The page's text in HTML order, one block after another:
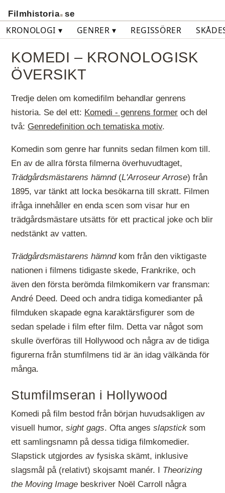
Filmhistoria.se
KRONOLOGI ▾ GENRER ▾ REGISSÖRER
KOMEDI – KRONOLOGISK
ÖVERSIKT
Tredje delen om komedifilm behandlar genrens
historia. Se del ett: Komedi - genrens former och del
två: Genredefinition och tematiska motiv.
Komedin som genre har funnits sedan filmen kom till.
En av de allra första filmerna överhuvudtaget,
Trädgårdsmästarens hämnd(L'Arroseur Arrose) från
1895, var tänkt att locka besökarna till skratt. Filmen
ifråga innehåller en enda scen som visar hur en
trädgårdsmästare utsätts för ett practical joke och blir
nedstänkt av vatten.
Trädgårdsmästarens hämnd kom från den viktigaste
nationen i filmens tidigaste skede, Frankrike, och
även den första berömda filmkomikern var fransman:
André Deed. Deed och andra tidiga komedianter på
filmduken skapade egna karaktärsfigurer som de
sedan spelade i film efter film. Detta var något som
skulle överföras till Hollywood och några av de tidiga
figurerna från stumfilmens tid är än idag välkända för
många.
Stumfilmseran i Hollywood
Komedi på film bestod från början huvudsakligen av
visuell humor, sight gags. Ofta anges slapstick som
ett samlingsnamn på dessa tidiga filmkomedier.
Slapstick utgjordes av fysiska skämt, inklusive
slagsmål på (relativt) skojsamt manér. I Theorizing
the Moving Image beskriver Noël Carroll några